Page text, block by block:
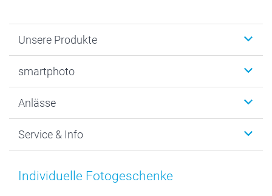
Unsere Produkte
Fotogeschenke
MyNameBook
Fotoabzüge, Fotos als Buch & Poster
Zubehör & Material
smartphoto
Warum smartphoto
Datenschutz
AGB
Anlässe
Neujahr
Muttertag
Service & Info
Preise und Versandkosten
Individuelle Fotogeschenke